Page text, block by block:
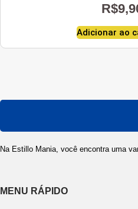
R$
Adicionar ao
Na Estillo Mania, você encontra uma
MENU RÁPIDO